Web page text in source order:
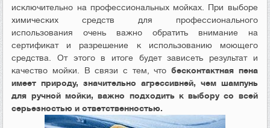
исключительно на профессиональных мойках. При выборе
химических средств для профессионального
использования очень важно обратить внимание на
сертификат и разрешение к использованию моющего
средства. От этого в итоге будет зависеть результат и
качество мойки. В связи с тем, что бесконтактная пена
имеет природу, значительно агрессивней, чем шампунь
для ручной мойки, важно подходить к выбору со всей
серьезностью и ответственностью.